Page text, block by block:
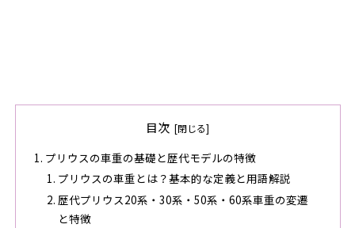
目次
プリウスの車重の基礎と歴代モデルの特徴
プリウスの車重とは？基本的な定義と用語解説
歴代プリウス20系・30系・50系・60系車重の変遷
と特徴